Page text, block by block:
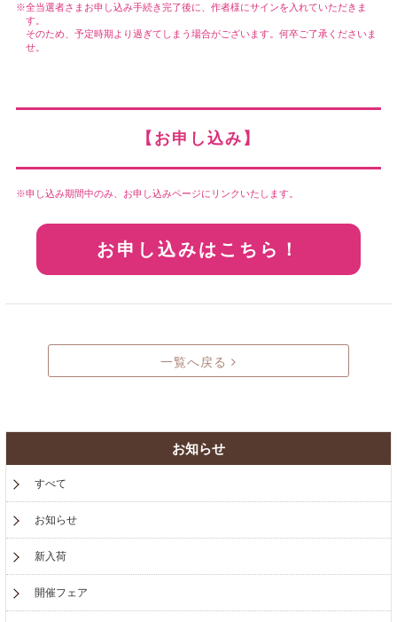
全当選者さまお申し込み手続き完了後に、作者様にサインを入れていただきま
す。
そのため、予定時期より過ぎてしまう場合がございます。何卒ご了承くださいま
せ。
【お申し込み】
申し込み期間中のみ、お申し込みページにリンクいたします。
お申し込みはこちら！
一覧へ戻る
お知らせ
すべて
お知らせ
新入荷
開催フェア